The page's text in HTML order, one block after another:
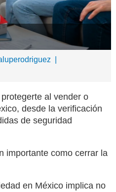
al vender o
desde la verificación
de seguridad
importante como cerrar la
en México implica no